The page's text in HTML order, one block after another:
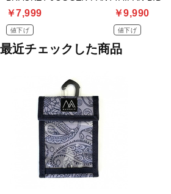
￥7,999
値下げ
￥9,990
値下げ
最近チェックした商品